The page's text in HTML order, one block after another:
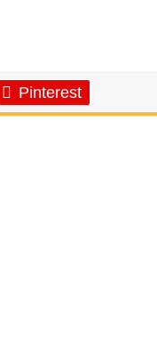
Pinterest